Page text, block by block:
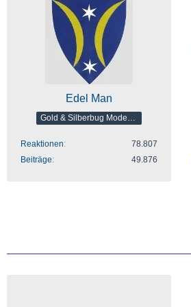
Edel Man
Reaktionen
78.807
Beiträge
49.876